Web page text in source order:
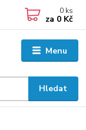
Menu
Hledat
0 ks
za 0 Kč